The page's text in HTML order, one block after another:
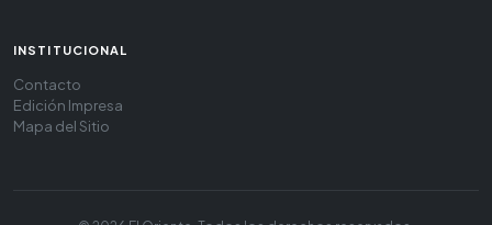
INSTITUCIONAL
Contacto
Edición Impresa
Mapa del Sitio